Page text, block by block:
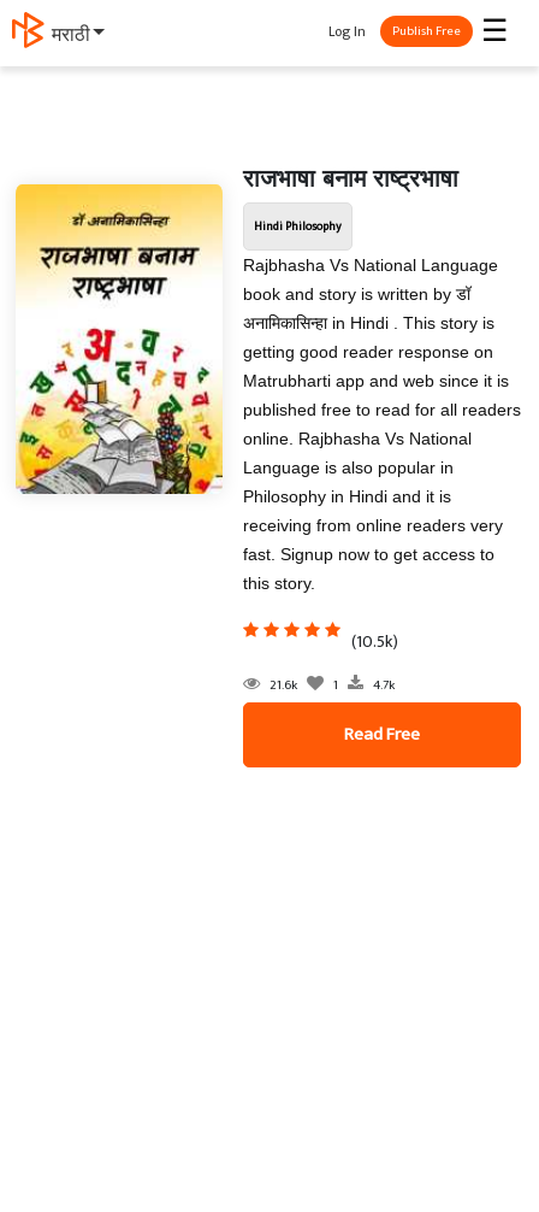
मराठी ☰
Log In Publish Free
राजभाषा बनाम राष्ट्रभाषा
Hindi Philosophy
Rajbhasha Vs National Language
book and story is written by डॉ
अनामिकासिन्हा in Hindi . This story is
getting good reader response on
Matrubharti app and web since it is
published free to read for all readers
online. Rajbhasha Vs National
Language is also popular in
Philosophy in Hindi and it is
receiving from online readers very
fast. Signup now to get access to
this story.
(10.5k)
21.6k 1 4.7k
Read Free